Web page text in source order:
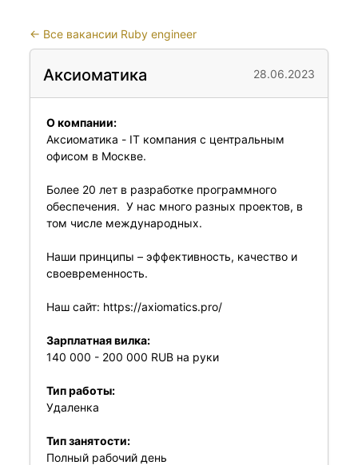
← Все вакансии Ruby engineer
Аксиоматика 28.06.2023
О компании:
Аксиоматика - IT компания с центральным
офисом в Москве.
Более 20 лет в разработке программного
обеспечения. У нас много разных проектов, в
том числе международных.
Наши принципы – эффективность, качество и
своевременность.
Наш сайт: https://axiomatics.pro/
Зарплатная вилка:
140 000 - 200 000 RUB на руки
Тип работы:
Удаленка
Тип занятости:
Полный рабочий день